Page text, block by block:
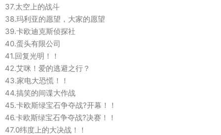
37.太空上的战斗
38.玛利亚的愿望，大家的愿望
39.卡欧迪克斯侦探社
40.蛋头有限公司
41.回复光明！！
42.艾咪！爱的逃避之行？
43.家电大恐慌！！
44.搞笑的间谍大作战
45.卡欧斯绿宝石争夺战?开幕！！
46.卡欧斯绿宝石争夺战?决赛！！
47.0纬度上的大决战！！